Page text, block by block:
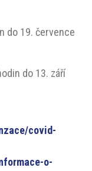
do 19. července
do 13. září
covid-
o-